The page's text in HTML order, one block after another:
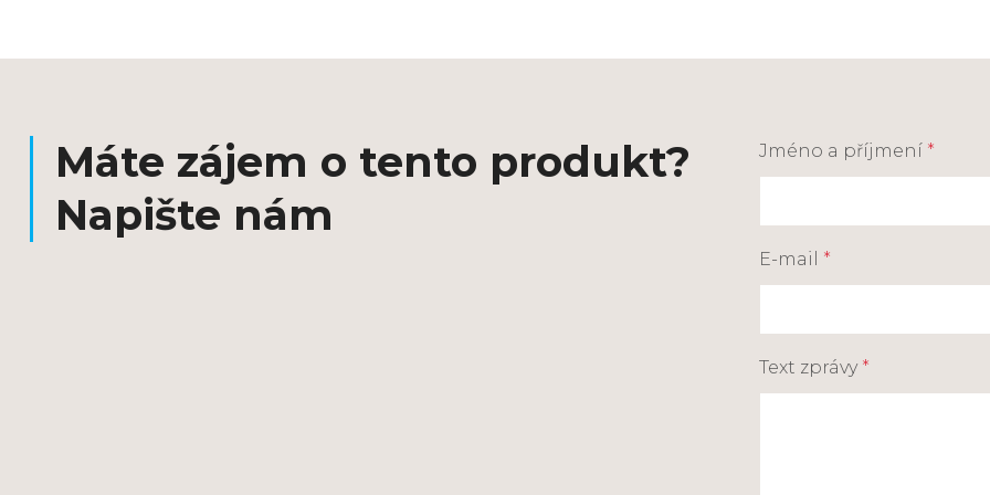
Máte zájem o tento produkt?
Napište nám
Jméno a příjmení *
E-mail *
Text zprávy *